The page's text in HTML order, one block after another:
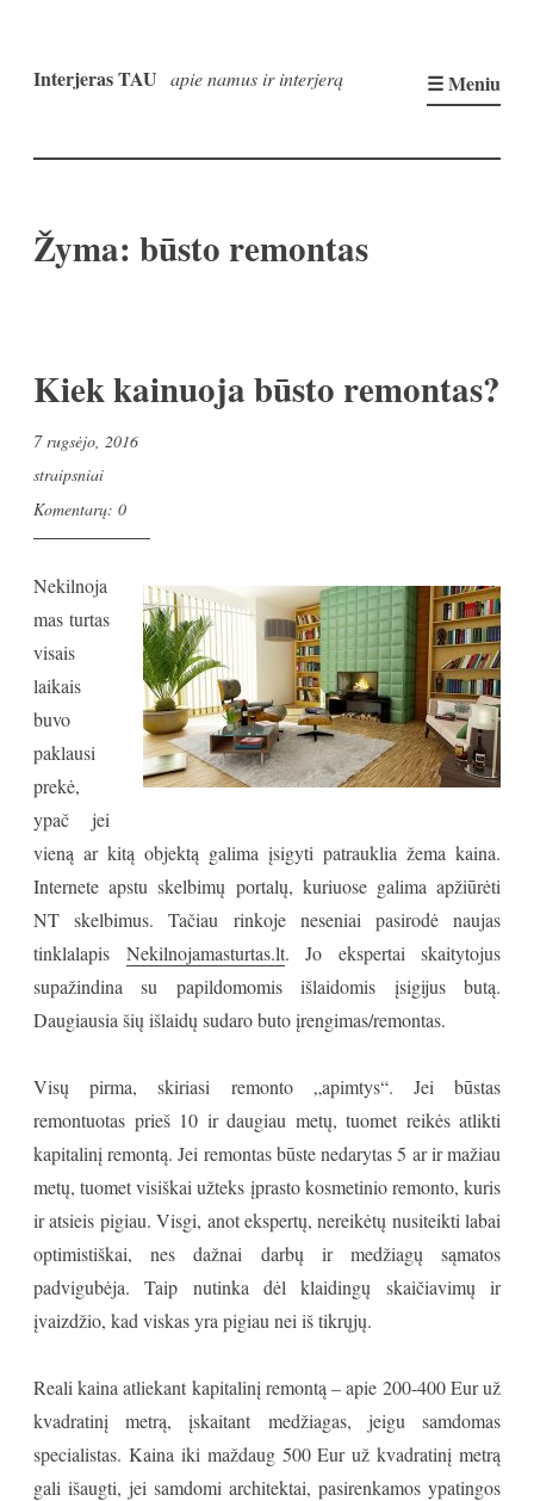
prie
Interjeras TAU apie namus ir interjerą ☰ Meniu
Žyma: būsto remontas
Kiek kainuoja būsto remontas?
7 rugsėjo, 2016
straipsniai
Komentarų: 0
Nekilnoja
mas turtas
visais
laikais
buvo
paklausi
prekė,
ypač jei
vieną ar kitą objektą galima įsigyti patrauklia žema kaina.
Internete apstu skelbimų portalų, kuriuose galima apžiūrėti
NT skelbimus. Tačiau rinkoje neseniai pasirodė naujas
tinklalapis Nekilnojamasturtas.lt. Jo ekspertai skaitytojus
supažindina su papildomomis išlaidomis įsigijus butą.
Daugiausia šių išlaidų sudaro buto įrengimas/remontas.
Visų pirma, skiriasi remonto „apimtys“. Jei būstas
remontuotas prieš 10 ir daugiau metų, tuomet reikės atlikti
kapitalinį remontą. Jei remontas būste nedarytas 5 ar ir mažiau
metų, tuomet visiškai užteks įprasto kosmetinio remonto, kuris
ir atsieis pigiau. Visgi, anot ekspertų, nereikėtų nusiteikti labai
optimistiškai, nes dažnai darbų ir medžiagų sąmatos
padvigubėja. Taip nutinka dėl klaidingų skaičiavimų ir
įvaizdžio, kad viskas yra pigiau nei iš tikrųjų.
Reali kaina atliekant kapitalinį remontą – apie 200-400 Eur už
kvadratinį metrą, įskaitant medžiagas, jeigu samdomas
specialistas. Kaina iki maždaug 500 Eur už kvadratinį metrą
gali išaugti, jei samdomi architektai, pasirenkamos ypatingos